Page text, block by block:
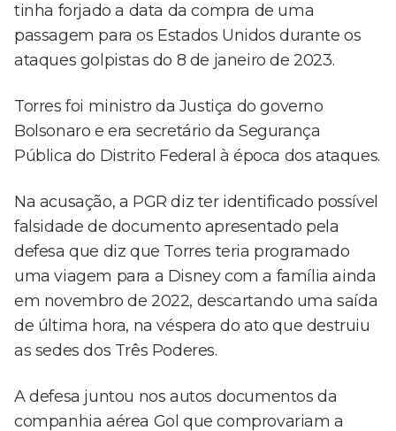
tinha forjado a data da compra de uma
passagem para os Estados Unidos durante os
ataques golpistas do 8 de janeiro de 2023.
Torres foi ministro da Justiça do governo
Bolsonaro e era secretário da Segurança
Pública do Distrito Federal à época dos ataques.
Na acusação, a PGR diz ter identificado possível
falsidade de documento apresentado pela
defesa que diz que Torres teria programado
uma viagem para a Disney com a família ainda
em novembro de 2022, descartando uma saída
de última hora, na véspera do ato que destruiu
as sedes dos Três Poderes.
A defesa juntou nos autos documentos da
companhia aérea Gol que comprovariam a